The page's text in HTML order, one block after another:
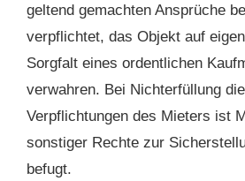
geltend gemachten Ansprüche
verpflichtet, das Objekt auf
Sorgfalt eines ordentlichen
verwahren. Bei Nichterfüllung
Verpflichtungen des Mieters ist
sonstiger Rechte zur
befugt.